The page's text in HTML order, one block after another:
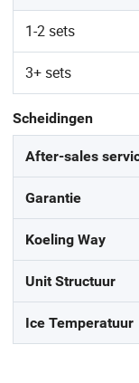
1-2 sets
3+ sets
Scheidingen
After-sales
Garantie
Koeling Way
Unit Structuur
Ice Temperatuur